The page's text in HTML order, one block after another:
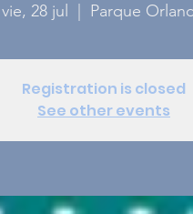
vie, 28 jul Parque
Registration is closed
See other events